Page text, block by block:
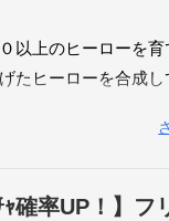
以上のヒーローを育
たヒーローを合成
のタイミングで固有
ﾁｬ確率UP！】